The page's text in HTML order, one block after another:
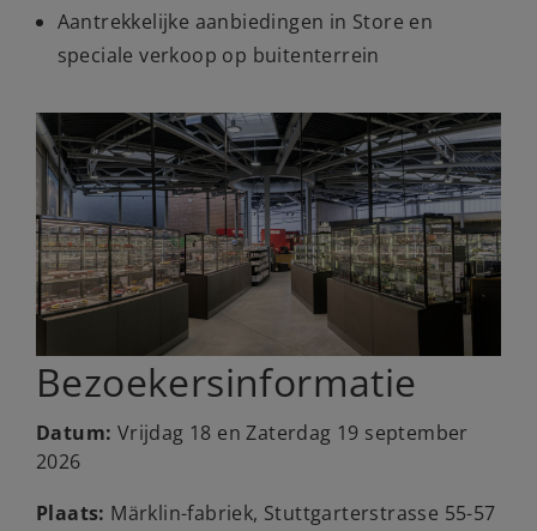
Aantrekkelijke aanbiedingen in Store en
speciale verkoop op buitenterrein
Bezoekersinformatie
Datum: Vrijdag 18 en Zaterdag 19 september
2026
Plaats: Märklin-fabriek, Stuttgarterstrasse 55-57